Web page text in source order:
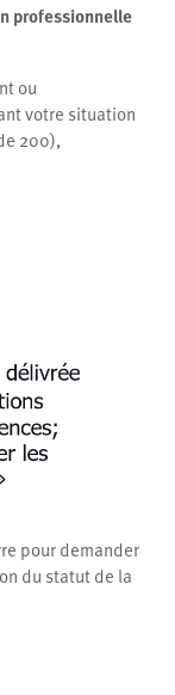
professionnelle
ou
votre situation
200),
pour demander
du statut de la